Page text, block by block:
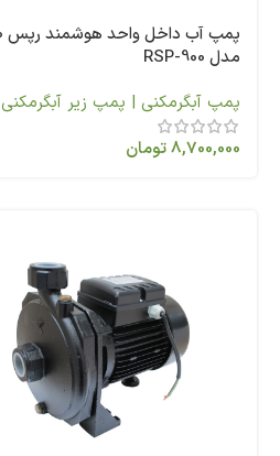
مدل RSP-900
پمپ آبگرمکنی | پمپ زیر آبگرمکنی
8,700,000تومان